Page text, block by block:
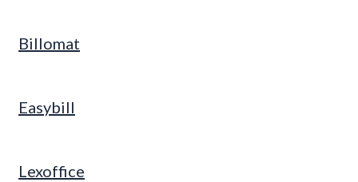
Billomat
Easybill
Lexoffice